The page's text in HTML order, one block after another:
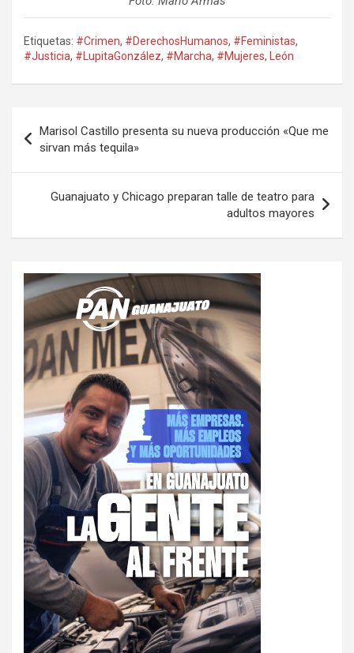
Etiquetas: #Crimen, #DerechosHumanos, #Feministas,
#Justicia, #LupitaGonzález, #Marcha, #Mujeres, León
de
entradas
Marisol Castillo presenta su nueva producción «Que me
sirvan más tequila»
Guanajuato y Chicago preparan talle de teatro para
adultos mayores